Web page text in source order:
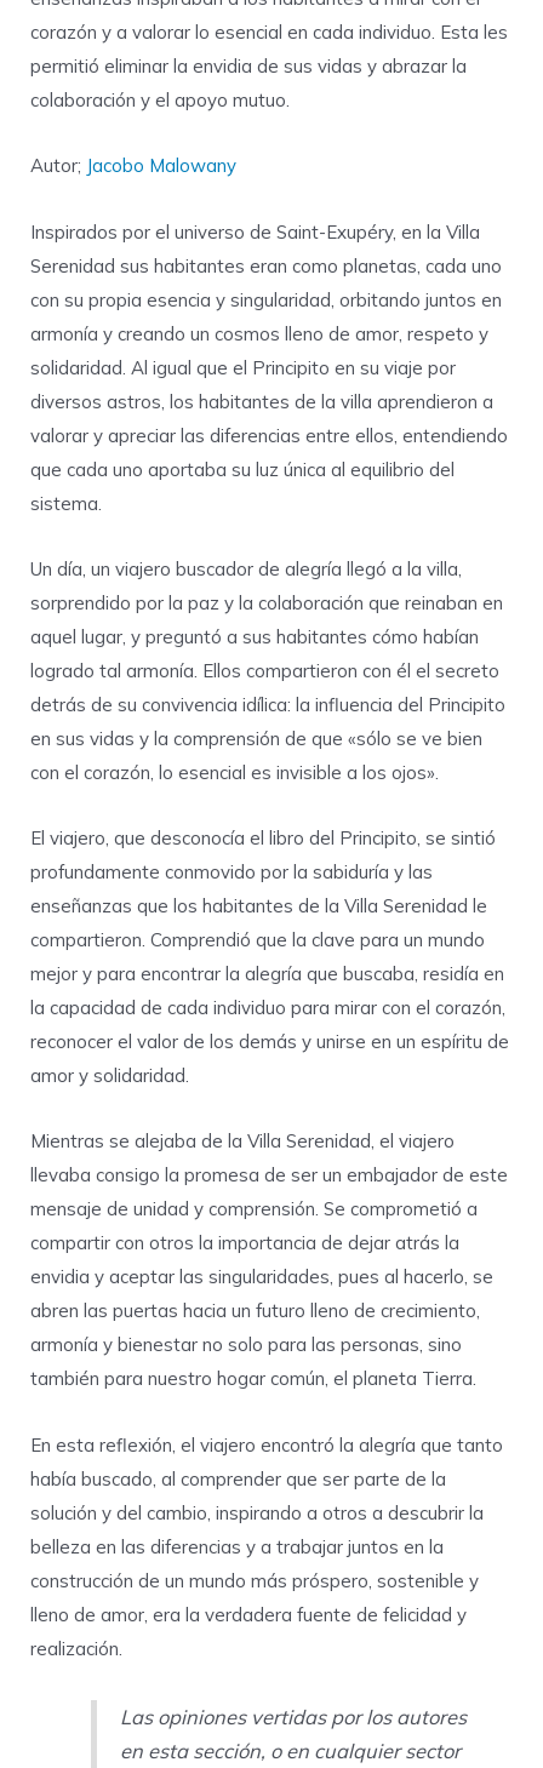
corazón y a valorar lo esencial en cada individuo. Esta les
permitió eliminar la envidia de sus vidas y abrazar la
colaboración y el apoyo mutuo.
Autor; Jacobo Malowany
Inspirados por el universo de Saint-Exupéry, en la Villa
Serenidad sus habitantes eran como planetas, cada uno
con su propia esencia y singularidad, orbitando juntos en
armonía y creando un cosmos lleno de amor, respeto y
solidaridad. Al igual que el Principito en su viaje por
diversos astros, los habitantes de la villa aprendieron a
valorar y apreciar las diferencias entre ellos, entendiendo
que cada uno aportaba su luz única al equilibrio del
sistema.
Un día, un viajero buscador de alegría llegó a la villa,
sorprendido por la paz y la colaboración que reinaban en
aquel lugar, y preguntó a sus habitantes cómo habían
logrado tal armonía. Ellos compartieron con él el secreto
detrás de su convivencia idílica: la influencia del Principito
en sus vidas y la comprensión de que «sólo se ve bien
con el corazón, lo esencial es invisible a los ojos».
El viajero, que desconocía el libro del Principito, se sintió
profundamente conmovido por la sabiduría y las
enseñanzas que los habitantes de la Villa Serenidad le
compartieron. Comprendió que la clave para un mundo
mejor y para encontrar la alegría que buscaba, residía en
la capacidad de cada individuo para mirar con el corazón,
reconocer el valor de los demás y unirse en un espíritu de
amor y solidaridad.
Mientras se alejaba de la Villa Serenidad, el viajero
llevaba consigo la promesa de ser un embajador de este
mensaje de unidad y comprensión. Se comprometió a
compartir con otros la importancia de dejar atrás la
envidia y aceptar las singularidades, pues al hacerlo, se
abren las puertas hacia un futuro lleno de crecimiento,
armonía y bienestar no solo para las personas, sino
también para nuestro hogar común, el planeta Tierra.
En esta reflexión, el viajero encontró la alegría que tanto
había buscado, al comprender que ser parte de la
solución y del cambio, inspirando a otros a descubrir la
belleza en las diferencias y a trabajar juntos en la
construcción de un mundo más próspero, sostenible y
lleno de amor, era la verdadera fuente de felicidad y
realización.
Las opiniones vertidas por los autores
en esta sección, o en cualquier sector